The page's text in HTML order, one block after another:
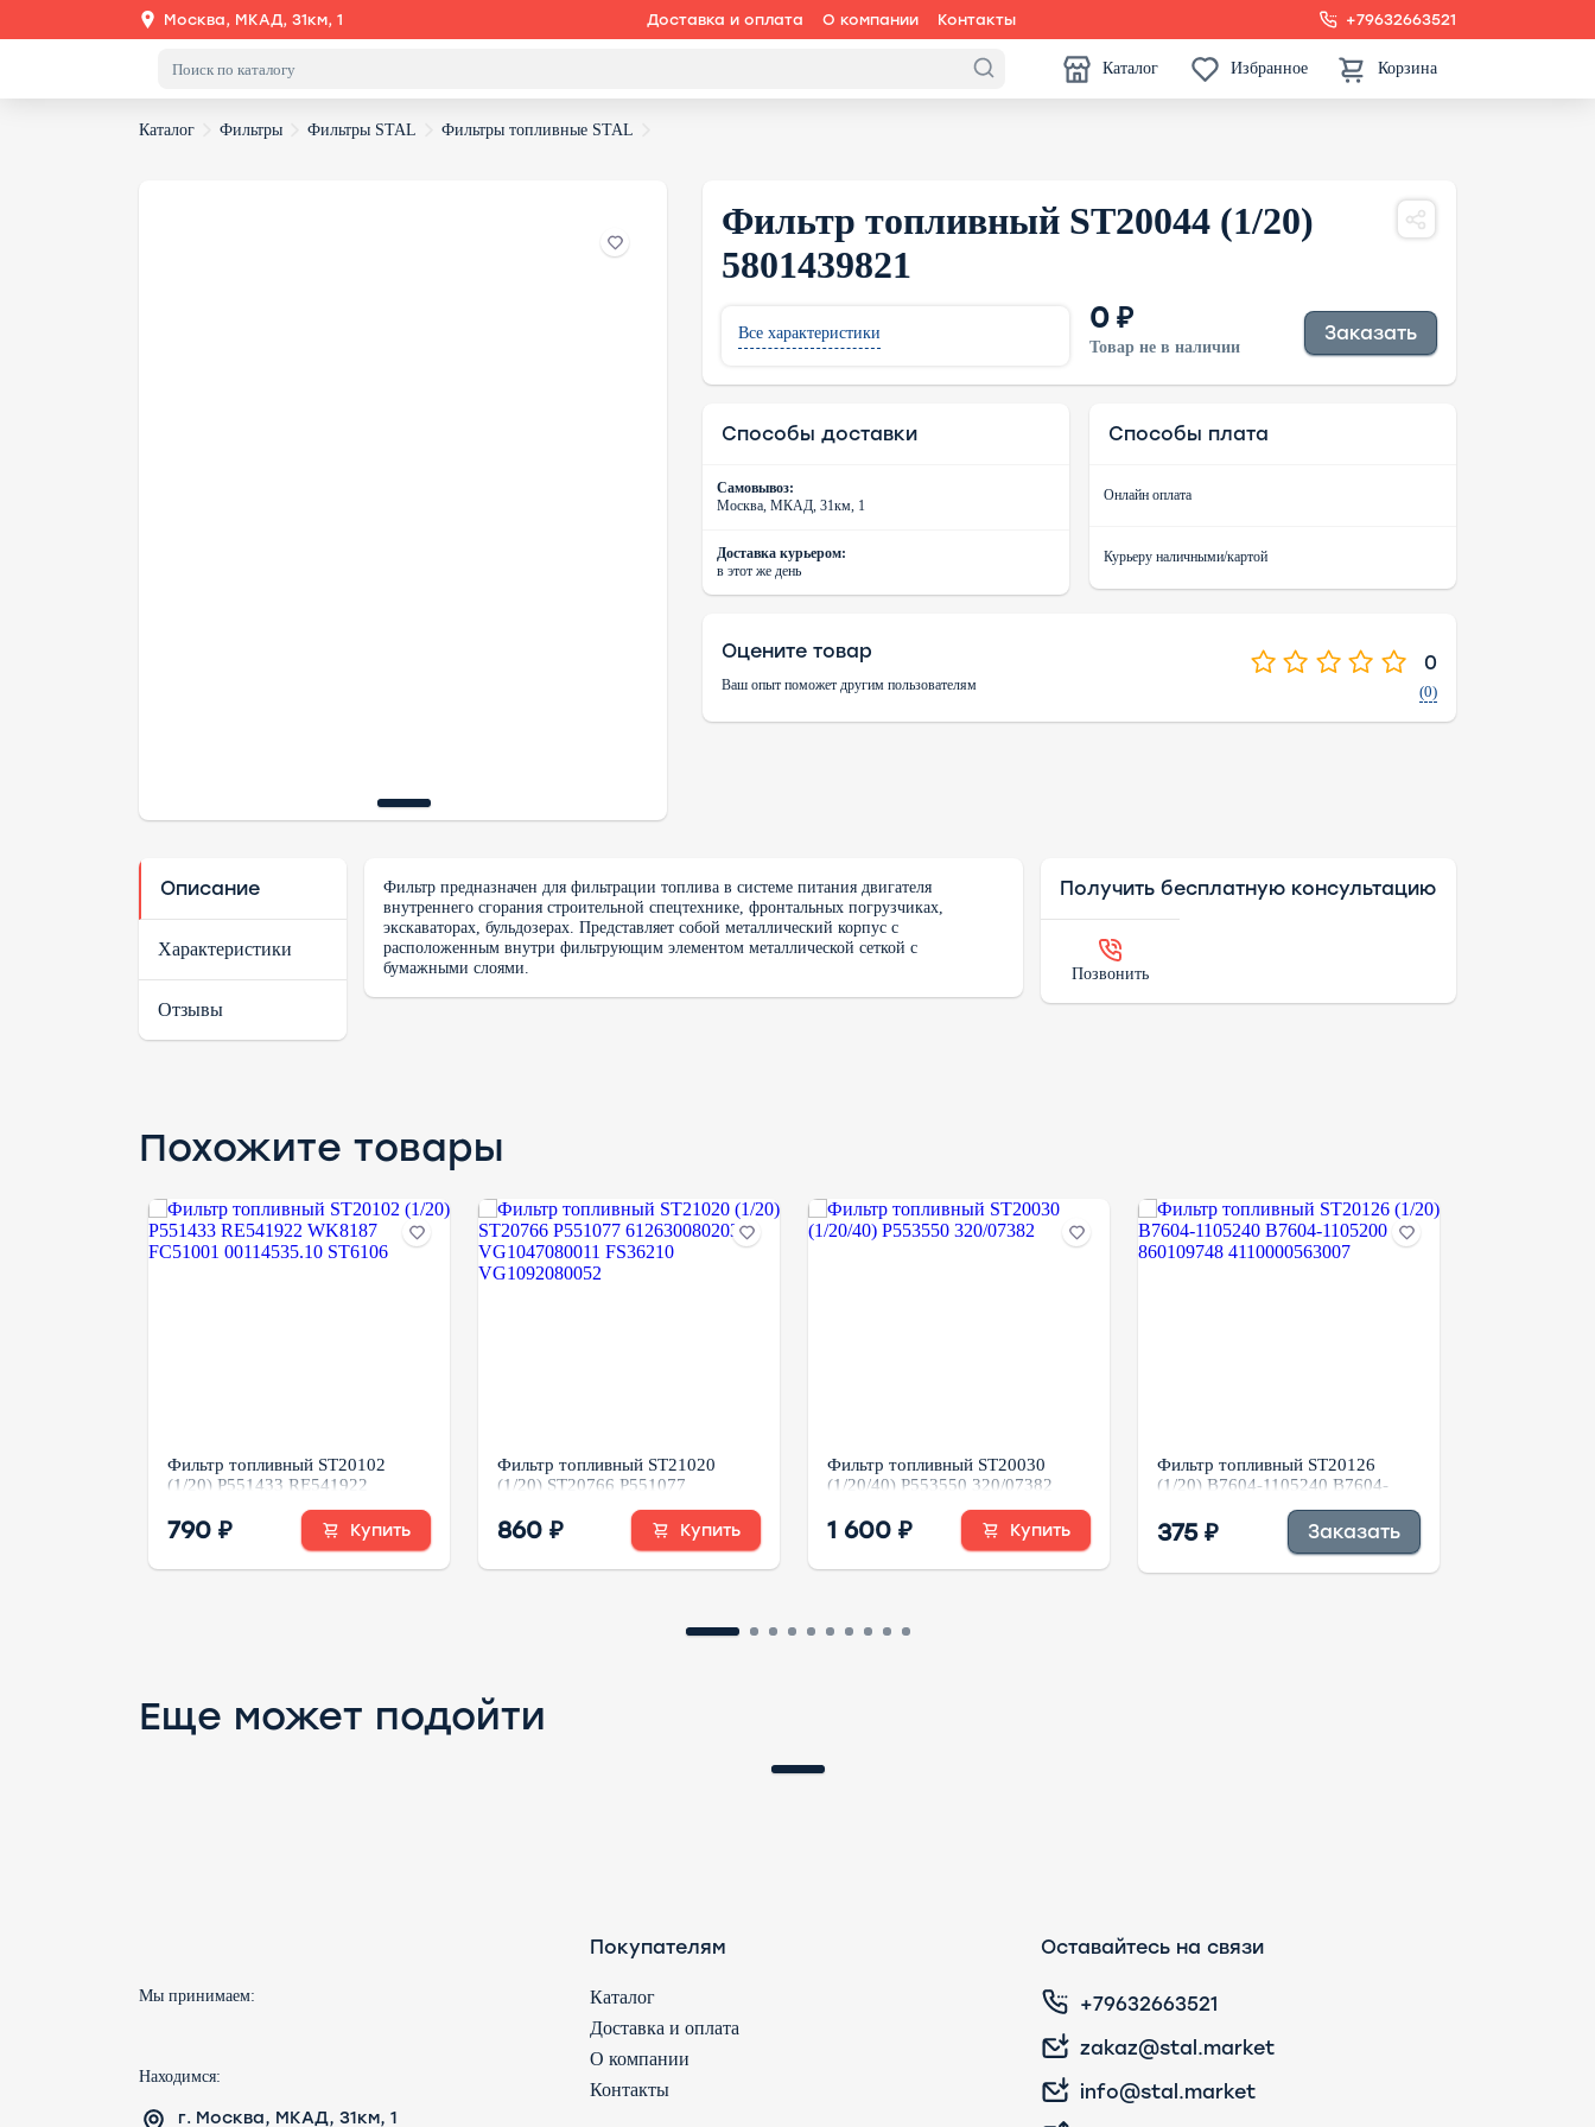
Москва, МКАД, 31км, 1 Доставка и оплата О компании Контакты +79632663521
Каталог Избранное Корзина
Каталог Фильтры Фильтры STAL Фильтры топливные STAL
Фильтр топливный ST20044 (1/20)
5801439821
Все характеристики 0 ₽
Товар не в наличии
Заказать
Способы доставки
Самовывоз:
Москва, МКАД, 31км, 1
Доставка курьером:
в этот же день
Способы плата
Онлайн оплата
Курьеру наличными/картой
Оцените товар
Ваш опыт поможет другим пользователям
0
(0)
Описание
Характеристики
Отзывы
Фильтр предназначен для фильтрации топлива в системе питания двигателя
внутреннего сгорания строительной спецтехнике, фронтальных погрузчиках,
экскаваторах, бульдозерах. Представляет собой металлический корпус с
расположенным внутри фильтрующим элементом металлической сеткой с
бумажными слоями.
Получить бесплатную консультацию
Позвонить
Похожите товары
Фильтр топливный ST20102
(1/20) P551433 RE541922
ST6106
790 ₽ Купить
Фильтр топливный ST21020
(1/20) ST20766 P551077
FS36210 VG1092080052
860 ₽ Купить
Фильтр топливный ST20030
(1/20/40) P553550 320/07382
1 600 ₽ Купить
Фильтр топливный ST20126
(1/20) B7604-1105240 B7604-
4110000563007
375 ₽ Заказать
Еще может подойти
Мы принимаем:
Находимся:
г. Москва, МКАД, 31км, 1
Покупателям
Каталог
Доставка и оплата
О компании
Контакты
Оставайтесь на связи
+79632663521
zakaz@stal.market
info@stal.market